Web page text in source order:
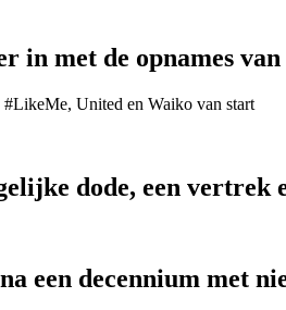
in met de opnames
United en Waiko van start
dode, een
een decennium met